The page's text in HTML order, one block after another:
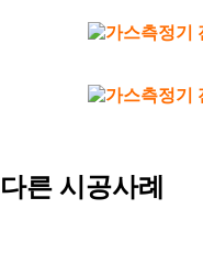
다른 시공사례